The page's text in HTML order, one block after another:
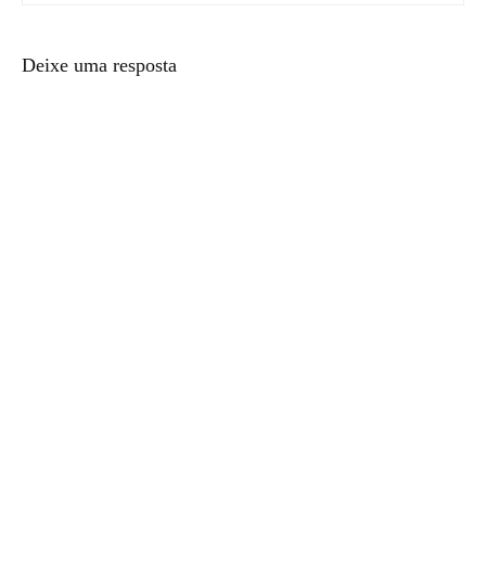
Deixe uma resposta